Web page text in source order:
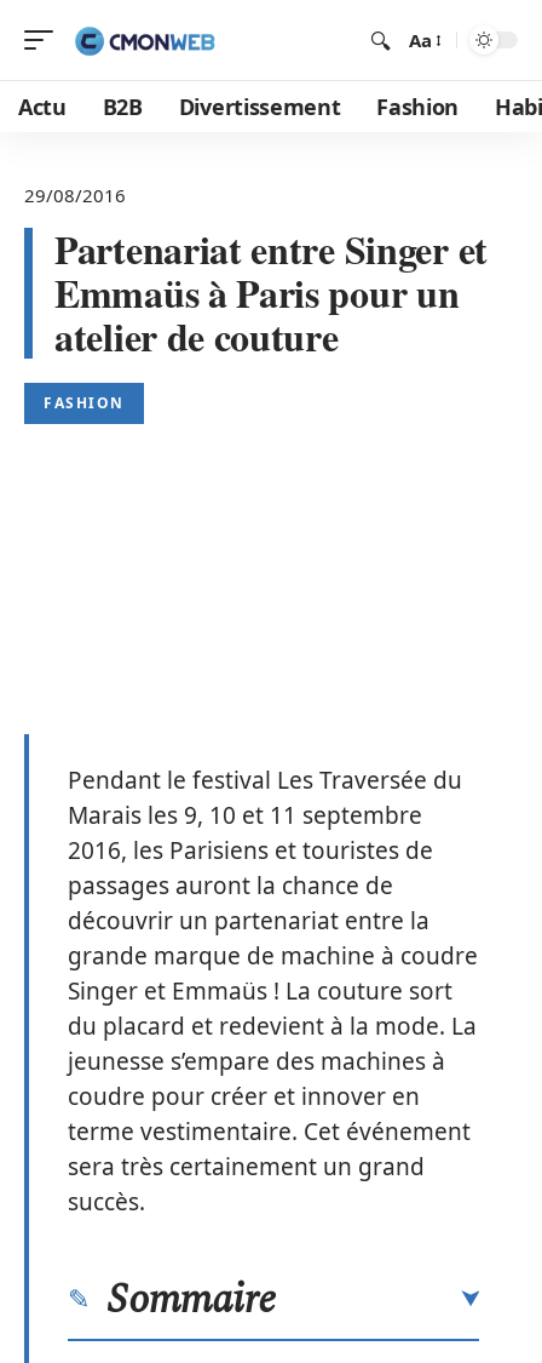
Aa
Actu B2B Divertissement Fashion
29/08/2016
Partenariat entre Singer et
Emmaüs à Paris pour un
atelier de couture
FASHION
Pendant le festival Les Traversée du
Marais les 9, 10 et 11 septembre
2016, les Parisiens et touristes de
passages auront la chance de
découvrir un partenariat entre la
grande marque de machine à coudre
Singer et Emmaüs ! La couture sort
du placard et redevient à la mode. La
jeunesse s’empare des machines à
coudre pour créer et innover en
terme vestimentaire. Cet événement
sera très certainement un grand
succès.
Sommaire